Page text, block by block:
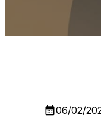
calendar_month06/02/